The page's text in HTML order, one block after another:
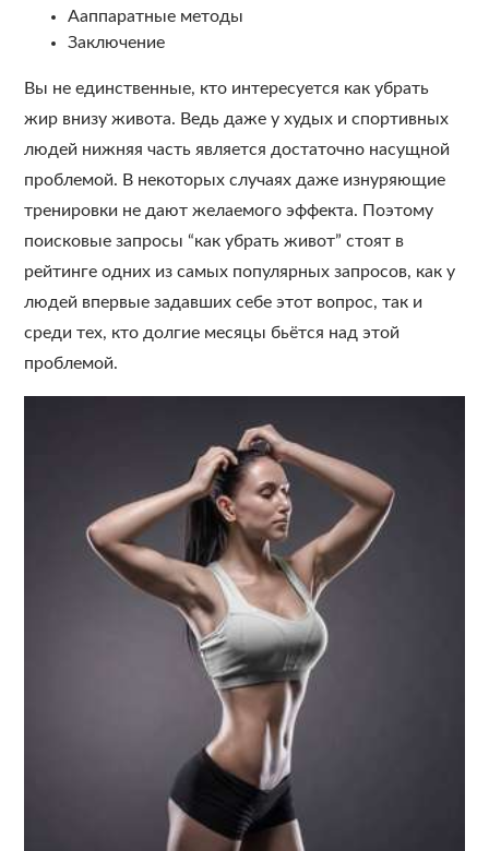
Ааппаратные методы
Заключение
Вы не единственные, кто интересуется как убрать
жир внизу живота. Ведь даже у худых и спортивных
людей нижняя часть является достаточно насущной
проблемой. В некоторых случаях даже изнуряющие
тренировки не дают желаемого эффекта. Поэтому
поисковые запросы “как убрать живот” стоят в
рейтинге одних из самых популярных запросов, как у
людей впервые задавших себе этот вопрос, так и
среди тех, кто долгие месяцы бьётся над этой
проблемой.